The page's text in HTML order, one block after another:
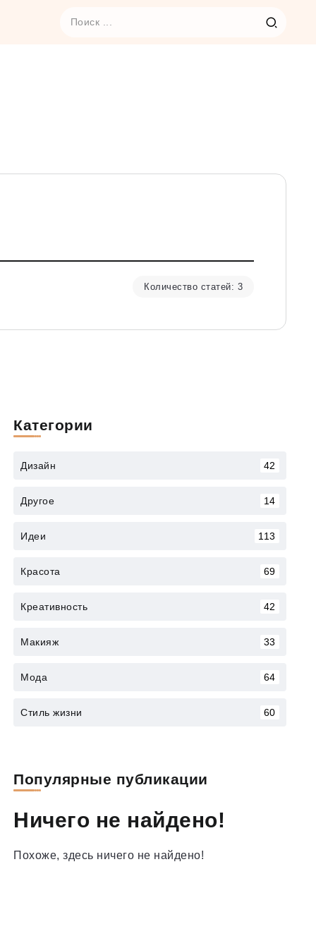
Количество статей: 3
Категории
Дизайн 42
Другое 14
Идеи 113
Красота 69
Креативность 42
Макияж 33
Мода 64
Стиль жизни 60
Популярные публикации
Ничего не найдено!
Похоже, здесь ничего не найдено!